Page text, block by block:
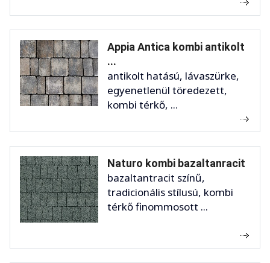
Appia Antica kombi antikolt
...
antikolt hatású, lávaszürke,
egyenetlenül töredezett,
kombi térkő, ...
Naturo kombi bazaltanracit
bazaltantracit színű,
tradicionális stílusú, kombi
térkő finommosott ...